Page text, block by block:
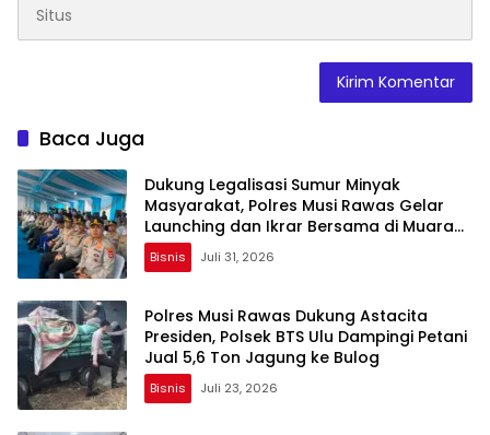
Baca Juga
Dukung Legalisasi Sumur Minyak
Masyarakat, Polres Musi Rawas Gelar
Launching dan Ikrar Bersama di Muara
Lakitan
Bisnis Juli 31, 2026
Polres Musi Rawas Dukung Astacita
Presiden, Polsek BTS Ulu Dampingi Petani
Jual 5,6 Ton Jagung ke Bulog
Bisnis Juli 23, 2026